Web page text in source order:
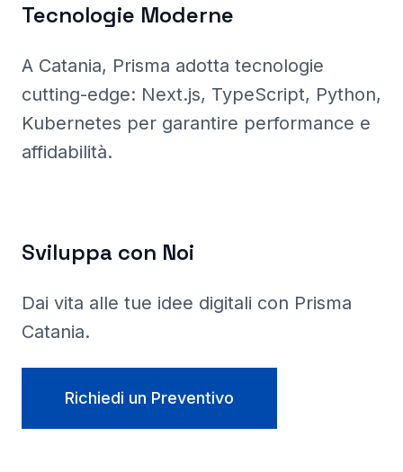
Tecnologie Moderne
A Catania, Prisma adotta tecnologie
cutting-edge: Next.js, TypeScript, Python,
Kubernetes per garantire performance e
affidabilità.
Sviluppa con Noi
Dai vita alle tue idee digitali con Prisma
Catania.
Richiedi un Preventivo